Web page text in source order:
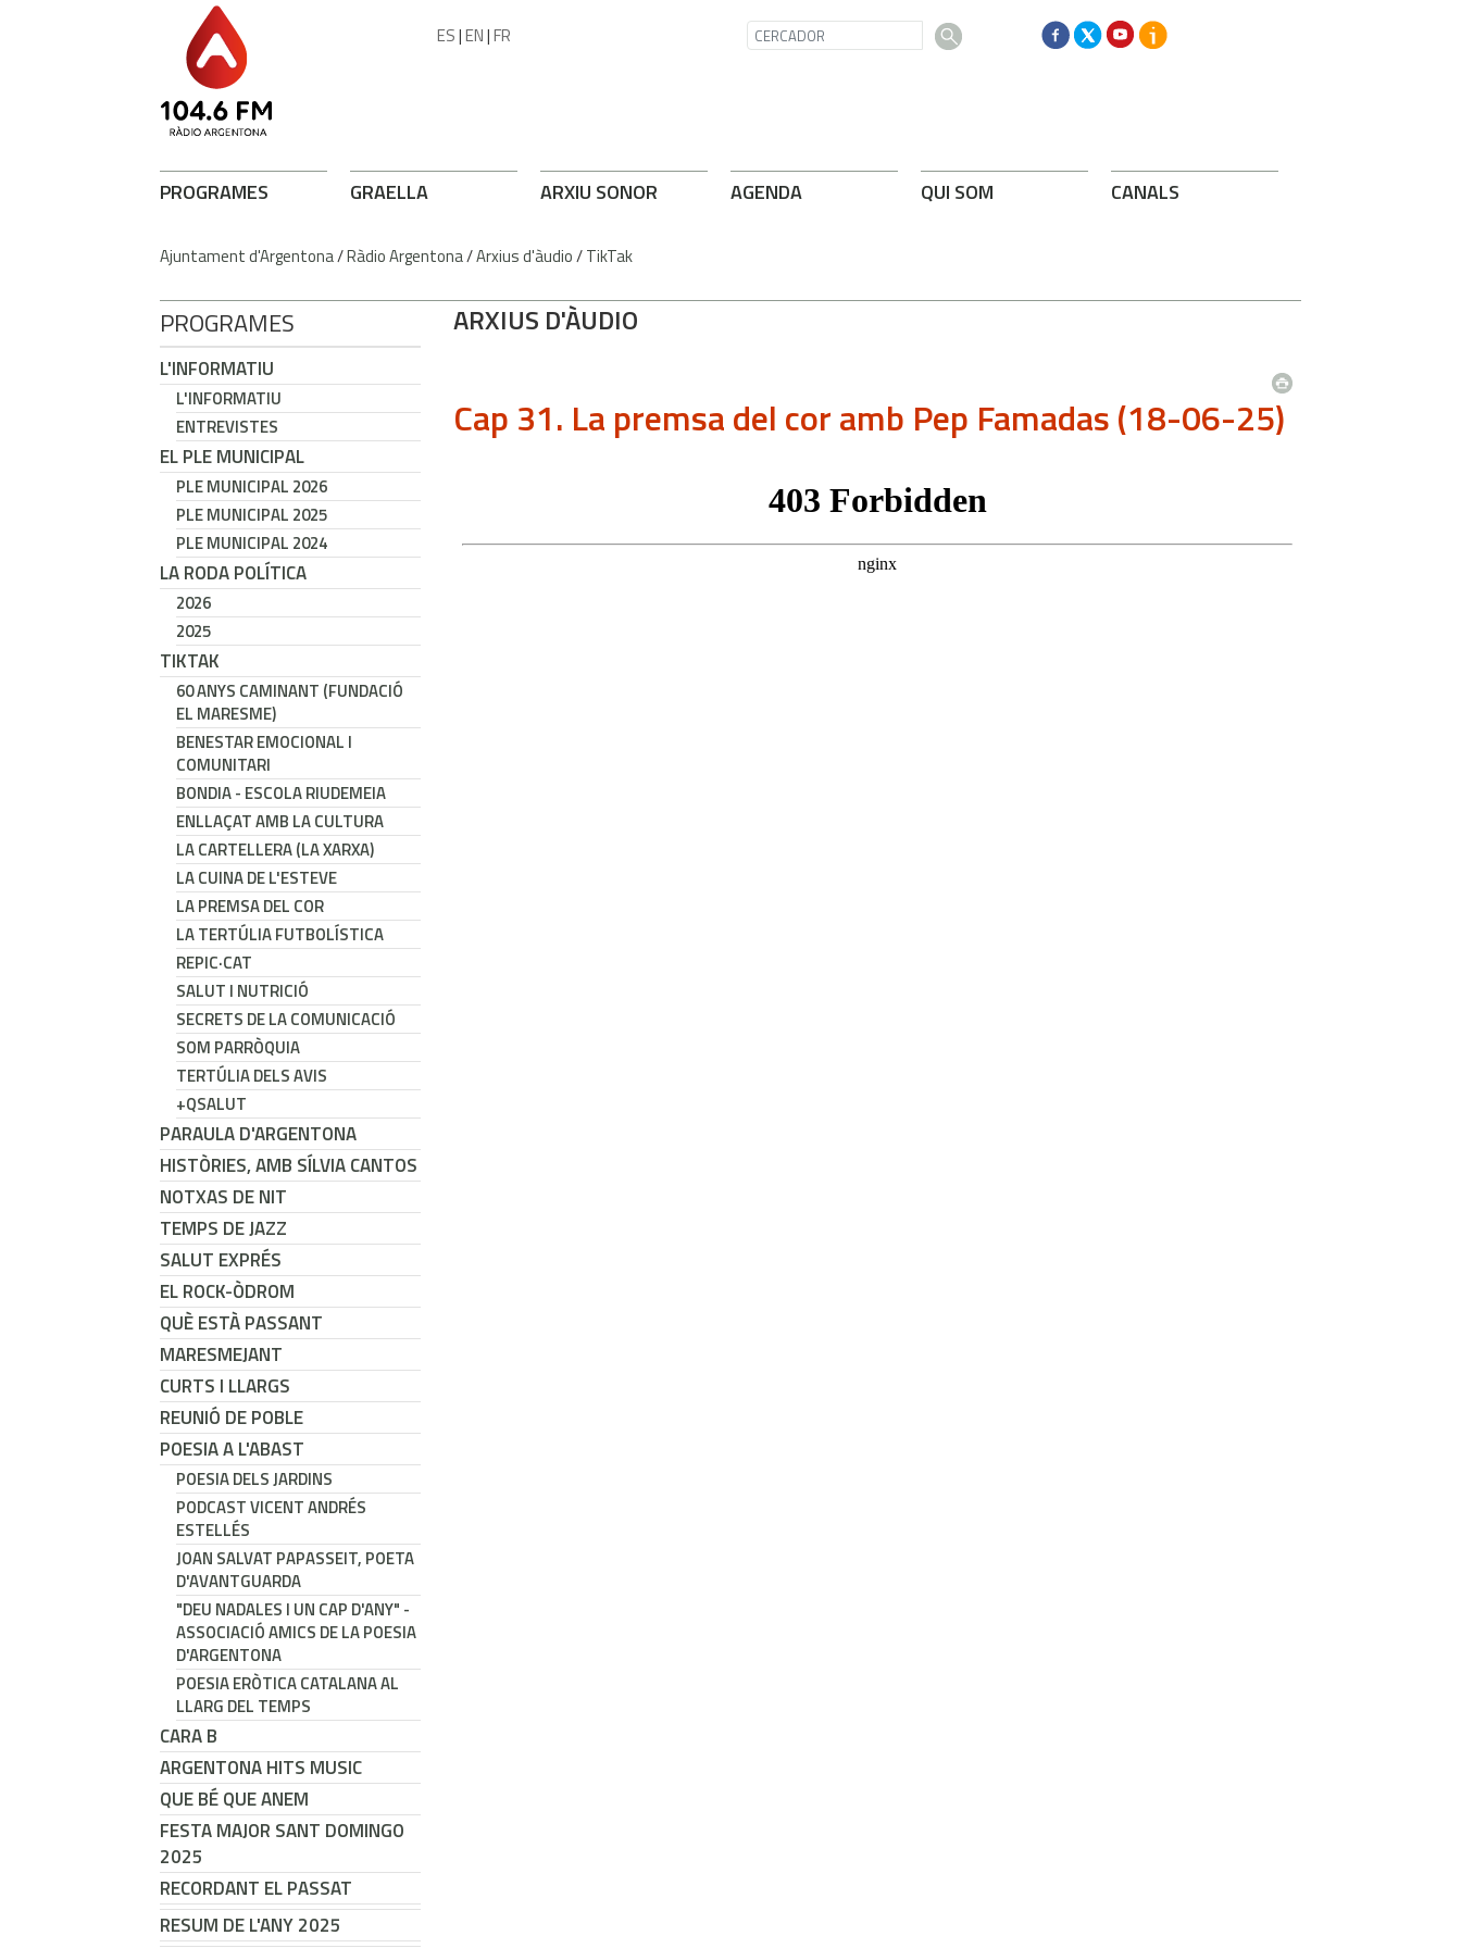
ES|EN|FR
PROGRAMES GRAELLA ARXIU SONOR AGENDA QUI SOM CANALS
Ajuntament d'Argentona/Ràdio Argentona/Arxius d'àudio/TikTak
PROGRAMES
L'INFORMATIU
L'INFORMATIU
ENTREVISTES
EL PLE MUNICIPAL
PLE MUNICIPAL 2026
PLE MUNICIPAL 2025
PLE MUNICIPAL 2024
LA RODA POLÍTICA
2026
2025
TIKTAK
60 ANYS CAMINANT (FUNDACIÓ
EL MARESME)
BENESTAR EMOCIONAL I
COMUNITARI
BONDIA - ESCOLA RIUDEMEIA
ENLLAÇAT AMB LA CULTURA
LA CARTELLERA (LA XARXA)
LA CUINA DE L'ESTEVE
LA PREMSA DEL COR
LA TERTÚLIA FUTBOLÍSTICA
REPIC·CAT
SALUT I NUTRICIÓ
SECRETS DE LA COMUNICACIÓ
SOM PARRÒQUIA
TERTÚLIA DELS AVIS
+QSALUT
PARAULA D'ARGENTONA
HISTÒRIES, AMB SÍLVIA CANTOS
NOTXAS DE NIT
TEMPS DE JAZZ
SALUT EXPRÉS
EL ROCK-ÒDROM
QUÈ ESTÀ PASSANT
MARESMEJANT
CURTS I LLARGS
REUNIÓ DE POBLE
POESIA A L'ABAST
POESIA DELS JARDINS
PODCAST VICENT ANDRÉS
ESTELLÉS
JOAN SALVAT PAPASSEIT, POETA
D'AVANTGUARDA
"DEU NADALES I UN CAP D'ANY" -
ASSOCIACIÓ AMICS DE LA POESIA
D'ARGENTONA
POESIA ERÒTICA CATALANA AL
LLARG DEL TEMPS
CARA B
ARGENTONA HITS MUSIC
QUE BÉ QUE ANEM
FESTA MAJOR SANT DOMINGO
2025
RECORDANT EL PASSAT
RESUM DE L'ANY 2025
ARXIUS D'ÀUDIO
Cap 31. La premsa del cor amb Pep Famadas (18-06-25)